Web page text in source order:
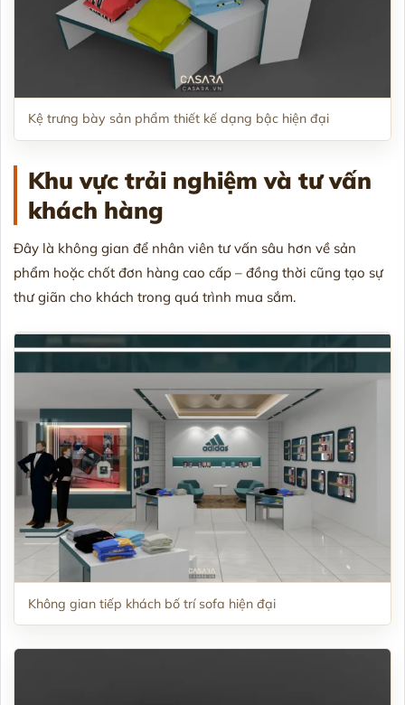
Kệ trưng bày sản phẩm thiết kế dạng bậc hiện đại
Khu vực trải nghiệm và tư vấn
khách hàng
Đây là không gian để nhân viên tư vấn sâu hơn về sản
phẩm hoặc chốt đơn hàng cao cấp – đồng thời cũng tạo sự
thư giãn cho khách trong quá trình mua sắm.
Không gian tiếp khách bố trí sofa hiện đại